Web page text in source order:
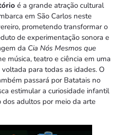
é a grande atração cultural
em São Carlos neste
prometendo transformar o
de experimentação sonora e
da Cia Nós Mesmos que
música, teatro e ciência em uma
para todas as idades. O
passará por Batatais no
estimular a curiosidade infantil
adultos por meio da arte